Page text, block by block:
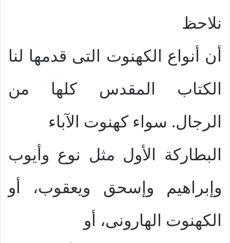
نلاحظ
أن أنواع الكهنوت التى قدمها لنا
الكتاب المقدس كلها من
الرجال. سواء كهنوت الآباء
البطاركة الأول مثل نوع وأيوب
وإبراهيم وإسحق ويعقوب، أو
الكهنوت الهارونى، أو